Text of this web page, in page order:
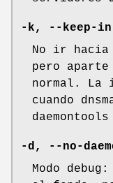
-k, --keep-
No ir
pero aparte
normal. La
cuando
-d, --no-
Modo